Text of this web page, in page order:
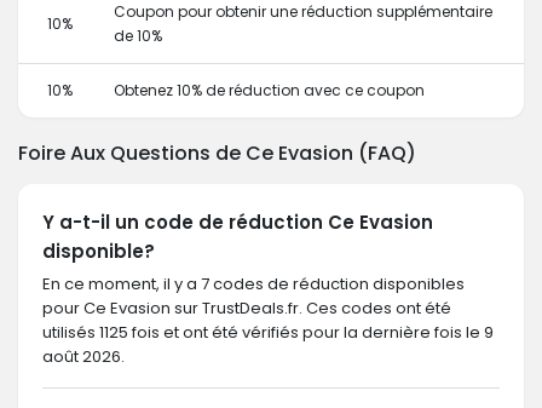
10%
Coupon pour obtenir une réduction supplémentaire
de 10%
10% Obtenez 10% de réduction avec ce coupon
Foire Aux Questions de Ce Evasion (FAQ)
Y a-t-il un code de réduction Ce Evasion
disponible?
En ce moment, il y a 7 codes de réduction disponibles
pour Ce Evasion sur TrustDeals.fr. Ces codes ont été
utilisés 1125 fois et ont été vérifiés pour la dernière fois le 9
août 2026.